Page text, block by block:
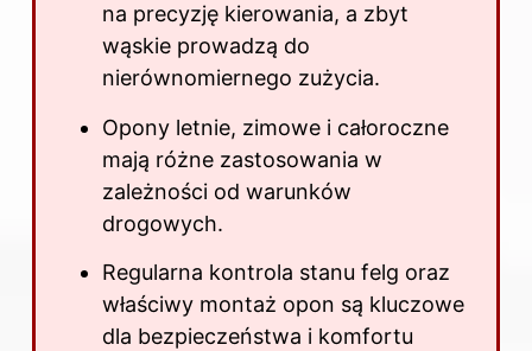
na precyzję kierowania, a zbyt
wąskie prowadzą do
nierównomiernego zużycia.
Opony letnie, zimowe i całoroczne
mają różne zastosowania w
zależności od warunków
drogowych.
Regularna kontrola stanu felg oraz
właściwy montaż opon są kluczowe
dla bezpieczeństwa i komfortu